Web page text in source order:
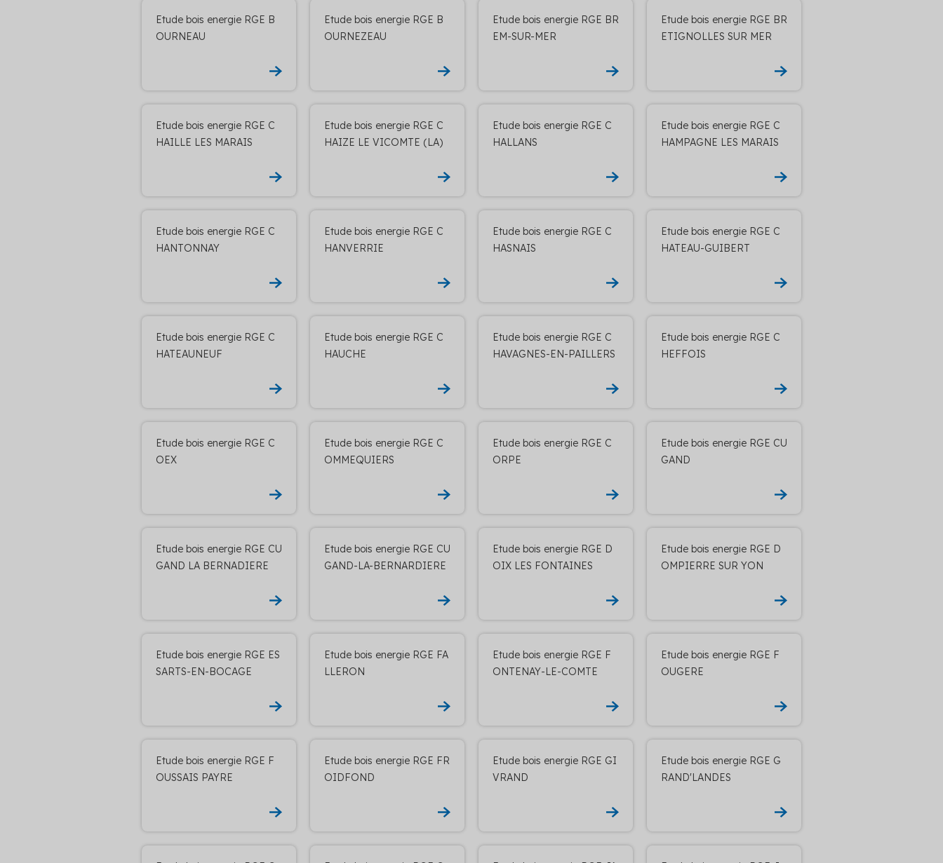
Etude bois energie RGE B
OURNEAU
Etude bois energie RGE B
OURNEZEAU
Etude bois energie RGE BR
EM-SUR-MER
Etude bois energie RGE BR
ETIGNOLLES SUR MER
Etude bois energie RGE C
HAILLE LES MARAIS
Etude bois energie RGE C
HAIZE LE VICOMTE (LA)
Etude bois energie RGE C
HALLANS
Etude bois energie RGE C
HAMPAGNE LES MARAIS
Etude bois energie RGE C
HANTONNAY
Etude bois energie RGE C
HANVERRIE
Etude bois energie RGE C
HASNAIS
Etude bois energie RGE C
HATEAU-GUIBERT
Etude bois energie RGE C
HATEAUNEUF
Etude bois energie RGE C
HAUCHE
Etude bois energie RGE C
HAVAGNES-EN-PAILLERS
Etude bois energie RGE C
HEFFOIS
Etude bois energie RGE C
OEX
Etude bois energie RGE C
OMMEQUIERS
Etude bois energie RGE C
ORPE
Etude bois energie RGE CU
GAND
Etude bois energie RGE CU
GAND LA BERNADIERE
Etude bois energie RGE CU
GAND-LA-BERNARDIERE
Etude bois energie RGE D
OIX LES FONTAINES
Etude bois energie RGE D
OMPIERRE SUR YON
Etude bois energie RGE ES
SARTS-EN-BOCAGE
Etude bois energie RGE FA
LLERON
Etude bois energie RGE F
ONTENAY-LE-COMTE
Etude bois energie RGE F
OUGERE
Etude bois energie RGE F
OUSSAIS PAYRE
Etude bois energie RGE FR
OIDFOND
Etude bois energie RGE GI
VRAND
Etude bois energie RGE G
RAND'LANDES